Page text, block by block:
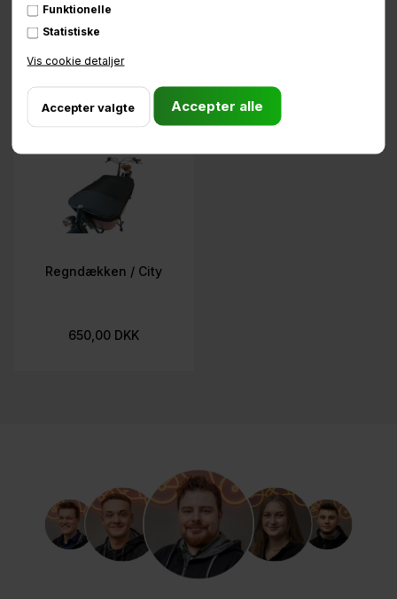
Funktionelle
Statistiske
Vis cookie detaljer
/ Mini
850,00 DKK
Regndækken / City
650,00 DKK